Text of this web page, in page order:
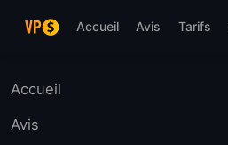
Accueil
Avis Tarifs
Accueil
Avis